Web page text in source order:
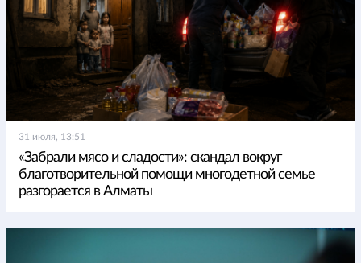
31 июля, 13:51
«Забрали мясо и сладости»: скандал вокруг
благотворительной помощи многодетной семье
разгорается в Алматы